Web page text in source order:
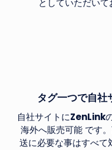
としていただいて
タグ一つで自社
自社サイトにZenLink
海外へ販売可能 です
送に必要な事はすべて